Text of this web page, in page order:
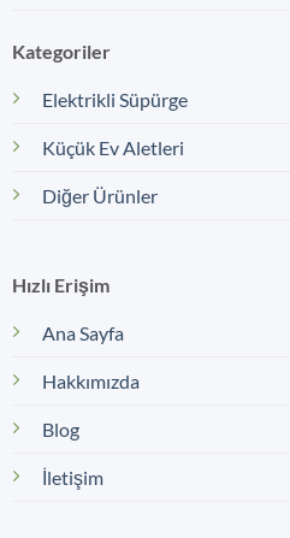
Kategoriler
Elektrikli Süpürge
Küçük Ev Aletleri
Diğer Ürünler
Hızlı Erişim
Ana Sayfa
Hakkımızda
Blog
İletişim